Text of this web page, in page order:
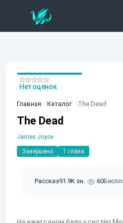
Главная Каталог The Dead
The Dead
James Joyce
Завершено 1 глава
Рассказ91.9K зн. 60
Нет оценок